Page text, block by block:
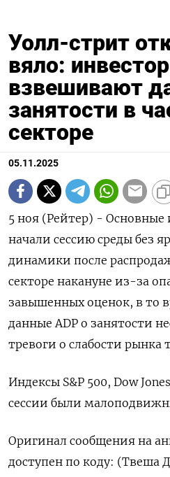
Уолл-стрит
вяло:
взвешивают
занятости в
секторе
05.11.2025
5 ноя (Рейтер) -
начали сессию среды без
динамики после
секторе накануне из-за
завышенных оценок, в то
данные ADP о занятости
тревоги о слабости рынка
Индексы S&P 500, Dow
сессии были
Оригинал сообщения на
доступен по коду: (Твеша